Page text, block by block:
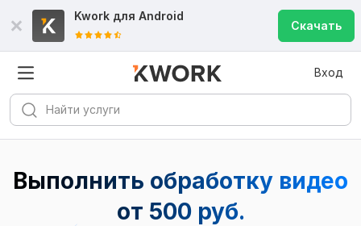
Kwork для Android
Скачать
Вход
Выполнить обработку видео
от 500 руб.